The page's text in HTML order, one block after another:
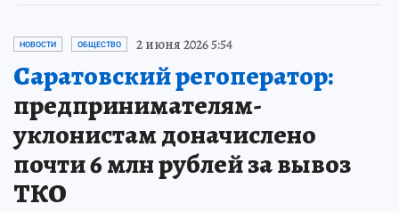
НОВОСТИ ОБЩЕСТВО 2 июня 2026 5:54
Саратовский регоператор:
предпринимателям-
уклонистам доначислено
почти 6 млн рублей за вывоз
ТКО